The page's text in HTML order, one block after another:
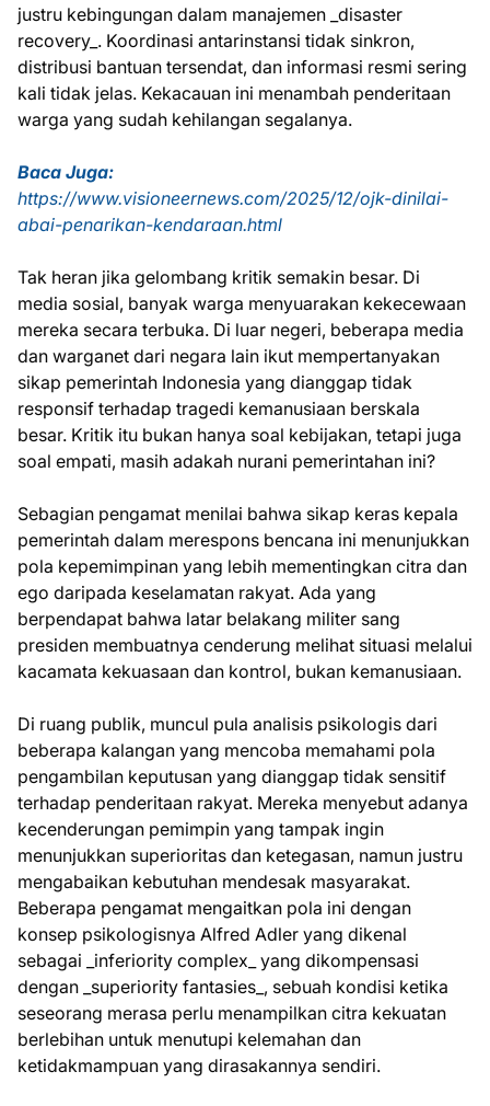
justru kebingungan dalam manajemen _disaster
recovery_. Koordinasi antarinstansi tidak sinkron,
distribusi bantuan tersendat, dan informasi resmi sering
kali tidak jelas. Kekacauan ini menambah penderitaan
warga yang sudah kehilangan segalanya.
Baca Juga:
https://www.visioneernews.com/2025/12/ojk-dinilai-
abai-penarikan-kendaraan.html
Tak heran jika gelombang kritik semakin besar. Di
media sosial, banyak warga menyuarakan kekecewaan
mereka secara terbuka. Di luar negeri, beberapa media
dan warganet dari negara lain ikut mempertanyakan
sikap pemerintah Indonesia yang dianggap tidak
responsif terhadap tragedi kemanusiaan berskala
besar. Kritik itu bukan hanya soal kebijakan, tetapi juga
soal empati, masih adakah nurani pemerintahan ini?
Sebagian pengamat menilai bahwa sikap keras kepala
pemerintah dalam merespons bencana ini menunjukkan
pola kepemimpinan yang lebih mementingkan citra dan
ego daripada keselamatan rakyat. Ada yang
berpendapat bahwa latar belakang militer sang
presiden membuatnya cenderung melihat situasi melalui
kacamata kekuasaan dan kontrol, bukan kemanusiaan.
Di ruang publik, muncul pula analisis psikologis dari
beberapa kalangan yang mencoba memahami pola
pengambilan keputusan yang dianggap tidak sensitif
terhadap penderitaan rakyat. Mereka menyebut adanya
kecenderungan pemimpin yang tampak ingin
menunjukkan superioritas dan ketegasan, namun justru
mengabaikan kebutuhan mendesak masyarakat.
Beberapa pengamat mengaitkan pola ini dengan
konsep psikologisnya Alfred Adler yang dikenal
sebagai _inferiority complex_ yang dikompensasi
dengan _superiority fantasies_, sebuah kondisi ketika
seseorang merasa perlu menampilkan citra kekuatan
berlebihan untuk menutupi kelemahan dan
ketidakmampuan yang dirasakannya sendiri.